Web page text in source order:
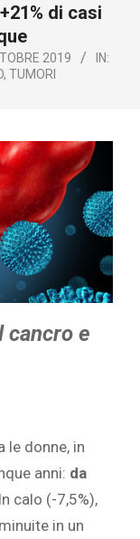
di casi
2019
IN:
, TUMORI
cancro e
le donne, in
anni: da
In calo (-7,5%),
in un